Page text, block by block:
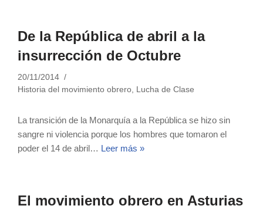
De la República de abril a la
insurrección de Octubre
20/11/2014
Historia del movimiento obrero, Lucha de Clase
La transición de la Monarquía a la República se hizo sin
sangre ni violencia porque los hombres que tomaron el
poder el 14 de abril… Leer más »
El movimiento obrero en Asturias